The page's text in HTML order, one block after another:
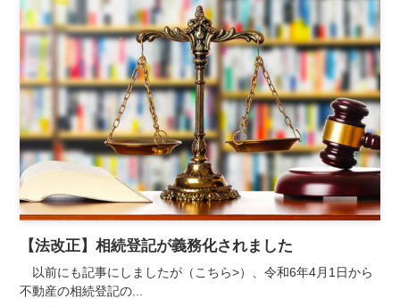
【法改正】相続登記が義務化されました
以前にも記事にしましたが（こちら>）、令和6年4月1日から
不動産の相続登記の...